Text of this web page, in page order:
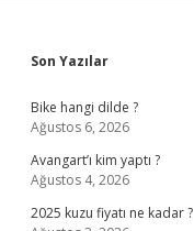
Sidebar
Son Yazılar
Bike hangi dilde ?
Ağustos 6, 2026
Avangart’ı kim yaptı ?
Ağustos 4, 2026
2025 kuzu fiyatı ne kadar ?